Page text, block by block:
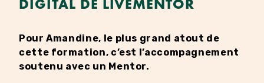
DIGITAL DE LIVEMENTOR
Pour Amandine, le plus grand atout de
cette formation, c’est l’accompagnement
soutenu avec un Mentor.